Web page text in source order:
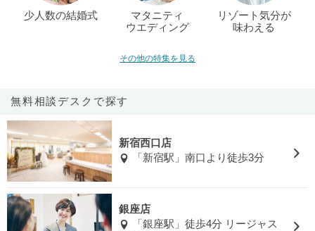
少人数の結婚式
マタニティ
ウエディング
リゾート気分が
味わえる
その他の特集を見る
無料相談デスクで探す
新宿西口店
「新宿駅」南口より徒歩3分
銀座店
「銀座駅」徒歩4分 リージャス